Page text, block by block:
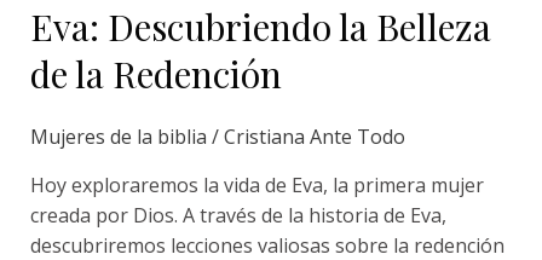
Eva: Descubriendo la Belleza
de la Redención
Mujeres de la biblia /Cristiana Ante Todo
Hoy exploraremos la vida de Eva, la primera mujer
creada por Dios. A través de la historia de Eva,
descubriremos lecciones valiosas sobre la redención